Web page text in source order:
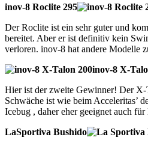
inov-8 Roclite 295
Der Roclite ist ein sehr guter und
bereitet. Aber er ist definitiv kein
verloren. inov-8 hat andere Modelle
inov-8 X-
Hier ist der zweite Gewinner! Der X-
Schwäche ist wie beim Acceleritas’
Icebug , daher eher geeignet auch
LaSportiva Bushido